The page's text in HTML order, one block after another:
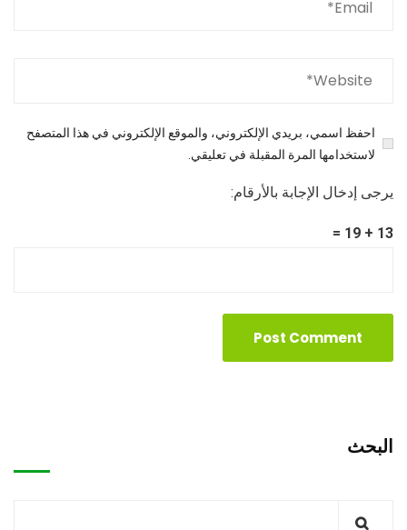
احفظ اسمي، بريدي الإلكتروني، والموقع الإلكتروني في هذا المتصفح
لاستخدامها المرة المقبلة في تعليقي.
يرجى إدخال الإجابة بالأرقام:
13 + 19 =
البحث